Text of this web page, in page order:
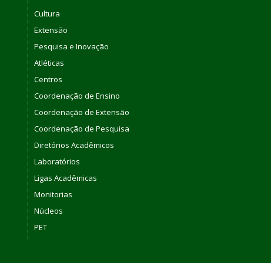
Cultura
Extensão
Pesquisa e Inovação
Atléticas
Centros
Coordenação de Ensino
Coordenação de Extensão
Coordenação de Pesquisa
Diretórios Acadêmicos
Laboratórios
Ligas Acadêmicas
Monitorias
Núcleos
PET